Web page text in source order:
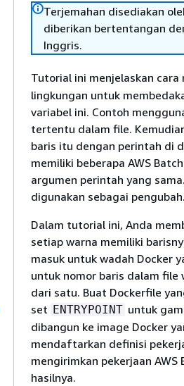
Terjemahan disediakan
diberikan bertentangan
Inggris.
Tutorial ini menjelaskan cara
lingkungan untuk
variabel ini. Contoh
tertentu dalam file.
baris itu dengan perintah di
memiliki beberapa AWS
argumen perintah yang
digunakan sebagai pengubah.
Dalam tutorial ini, Anda
setiap warna memiliki
masuk untuk wadah Docker
untuk nomor baris dalam file
dari satu. Buat Dockerfile
set ENTRYPOINT untuk
dibangun ke image Docker
mendaftarkan definisi
mengirimkan pekerjaan
hasilnya.